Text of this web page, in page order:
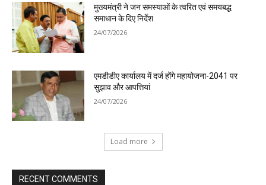
मुख्यमंत्री ने जन समस्याओं के त्वरित एवं समयबद्ध
समाधान के दिए निर्देश
24/07/2026
एमडीडीए कार्यालय में दर्ज होंगे महायोजना-2041 पर
सुझाव और आपत्तियां
24/07/2026
Load more
RECENT COMMENTS